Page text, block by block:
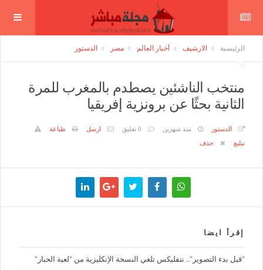
الرئيسية الارشيف أخبار العالم مصر الدستور
منتخب الناشئين يصطدم بالمغرب للمرة
الثانية بحثًا عن برونزية إفريقيا
الدستور منذ شهرين 0 تعليق ارسل
طباعة
تبليغ
حذف
إقرأ ايضا
"قبل بدء التصوير".. نتفليكس تلغي النسخة الإنكليزية من "لعبة الحبار"